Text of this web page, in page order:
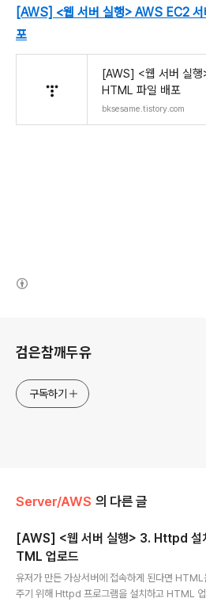
[AWS] <웹 서버 실행> AWS EC2
포
[AWS] <웹 서버 실
HTML 파일 배포
bksesame.tistory.com
검은참깨두유
구독하기
Server/AWS 의 다른 글
[AWS] <웹 서버 실행> 3. Httpd 설
TML 업로드
유저가 만든 가상서버에 접속하게 된다면 HTML
주기 위해 Httpd 프로그램을 설치하고 HTML